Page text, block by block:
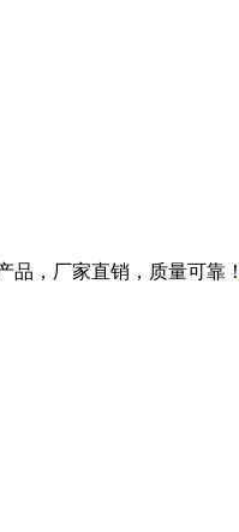
品，厂家直销，质量可靠！